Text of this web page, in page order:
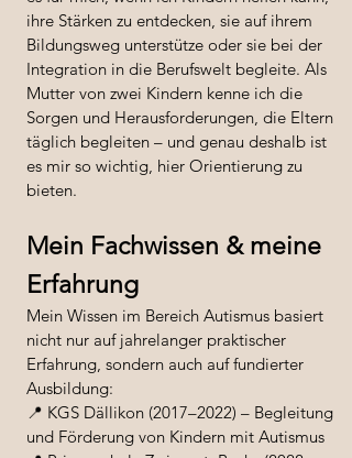
ihre Stärken zu entdecken, sie auf ihrem
Bildungsweg unterstütze oder sie bei der
Integration in die Berufswelt begleite. Als
Mutter von zwei Kindern kenne ich die
Sorgen und Herausforderungen, die Eltern
täglich begleiten – und genau deshalb ist
es mir so wichtig, hier Orientierung zu
bieten.
Mein Fachwissen & meine
Erfahrung
Mein Wissen im Bereich Autismus basiert
nicht nur auf jahrelanger praktischer
Erfahrung, sondern auch auf fundierter
Ausbildung:
📍 KGS Dällikon (2017–2022) – Begleitung
und Förderung von Kindern mit Autismus